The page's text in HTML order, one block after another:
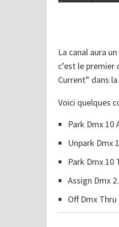
La canal aura
c’est le
Current” dans
Voici quelques
Park Dmx 10
Unpark Dmx
Park Dmx 10
Assign Dmx
Off Dmx